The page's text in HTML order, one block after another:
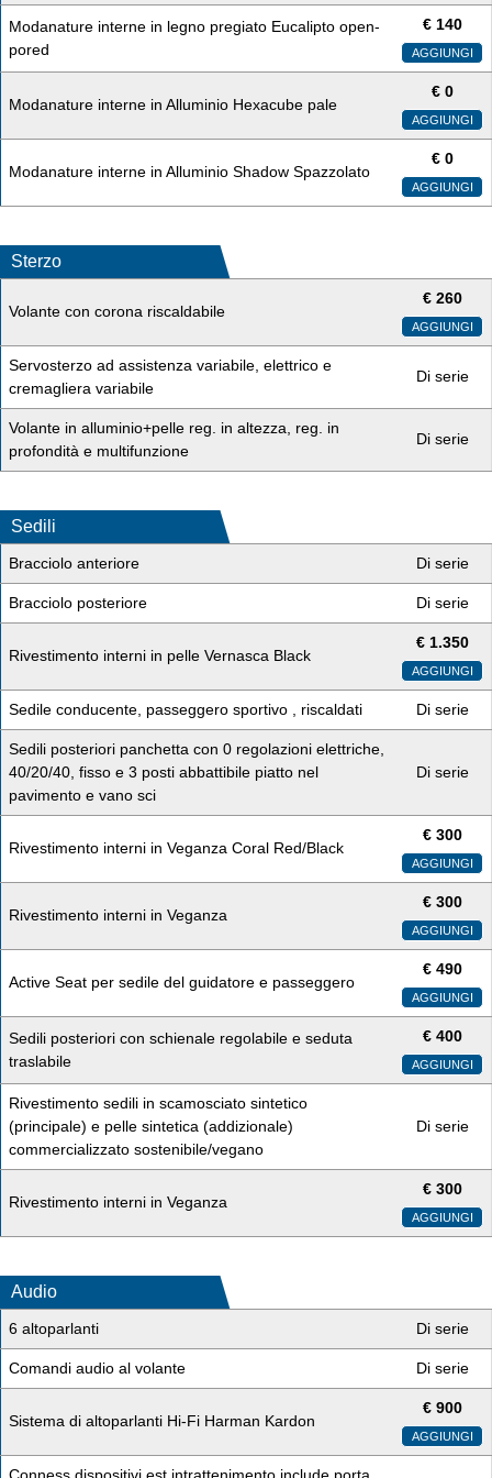
Modanature interne in legno pregiato Eucalipto open-
pored
€ 140
AGGIUNGI
Modanature interne in Alluminio Hexacube pale
€ 0
AGGIUNGI
Modanature interne in Alluminio Shadow Spazzolato
€ 0
AGGIUNGI
Sterzo
Volante con corona riscaldabile
€ 260
AGGIUNGI
Servosterzo ad assistenza variabile, elettrico e
cremagliera variabile
Di serie
Volante in alluminio+pelle reg. in altezza, reg. in
profondità e multifunzione
Di serie
Sedili
Bracciolo anteriore Di serie
Bracciolo posteriore Di serie
Rivestimento interni in pelle Vernasca Black
€ 1.350
AGGIUNGI
Sedile conducente, passeggero sportivo , riscaldati Di serie
Sedili posteriori panchetta con 0 regolazioni elettriche,
40/20/40, fisso e 3 posti abbattibile piatto nel
pavimento e vano sci
Di serie
Rivestimento interni in Veganza Coral Red/Black
€ 300
AGGIUNGI
Rivestimento interni in Veganza
€ 300
AGGIUNGI
Active Seat per sedile del guidatore e passeggero
€ 490
AGGIUNGI
Sedili posteriori con schienale regolabile e seduta
traslabile
€ 400
AGGIUNGI
Rivestimento sedili in scamosciato sintetico
(principale) e pelle sintetica (addizionale)
commercializzato sostenibile/vegano
Di serie
Rivestimento interni in Veganza
€ 300
AGGIUNGI
Audio
6 altoparlanti Di serie
Comandi audio al volante Di serie
Sistema di altoparlanti Hi-Fi Harman Kardon
€ 900
AGGIUNGI
Conness.dispositivi est.intrattenimento include porta